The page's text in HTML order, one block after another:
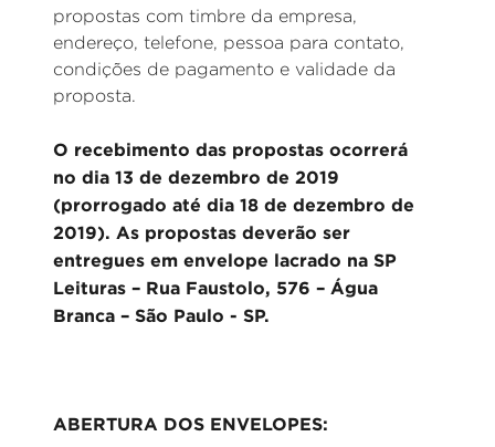
propostas com timbre da empresa,
endereço, telefone, pessoa para contato,
condições de pagamento e validade da
proposta.
O recebimento das propostas ocorrerá
no dia 13 de dezembro de 2019
(prorrogado até dia 18 de dezembro de
2019). As propostas deverão ser
entregues em envelope lacrado na SP
Leituras – Rua Faustolo, 576 – Água
Branca – São Paulo - SP.
ABERTURA DOS ENVELOPES: